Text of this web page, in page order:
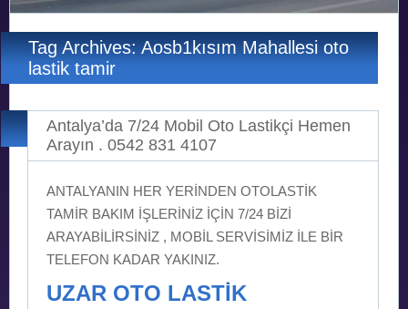
Tag Archives: Aosb1kısım Mahallesi oto
lastik tamir
Antalya’da 7/24 Mobil Oto Lastikçi Hemen
Arayın . 0542 831 4107
ANTALYANIN HER YERİNDEN OTOLASTİK
TAMİR BAKIM İŞLERİNİZ İÇİN 7/24 BİZİ
ARAYABİLİRSİNİZ , MOBİL SERVİSİMİZ İLE BİR
TELEFON KADAR YAKINIZ.
UZAR OTO LASTİK